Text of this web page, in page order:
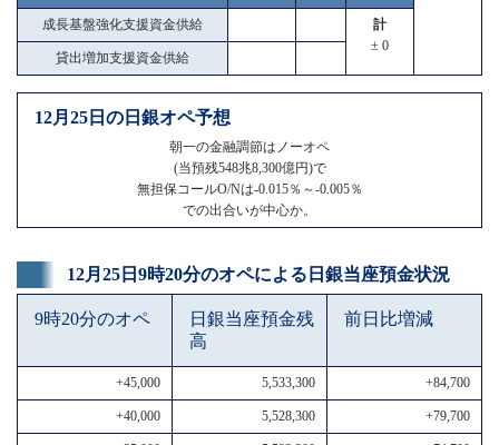
成長基盤強化支援資金供給
計
± 0
貸出増加支援資金供給
12月25日の日銀オペ予想
朝一の金融調節はノーオペ
(当預残548兆8,300億円)で
無担保コールO/Nは-0.015％～-0.005％
での出合いが中心か。
12月25日9時20分のオペによる日銀当座預金状況
9時20分のオペ
日銀当座預金残
高
前日比増減
+45,000 5,533,300 +84,700
+40,000 5,528,300 +79,700